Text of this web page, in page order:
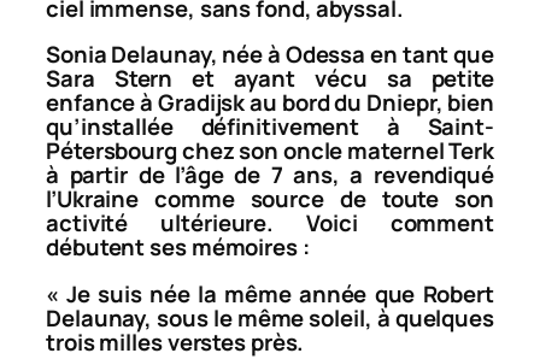
ciel immense, sans fond, abyssal.
Sonia Delaunay, née à Odessa en tant que
Sara Stern et ayant vécu sa petite
enfance à Gradijsk au bord du Dniepr, bien
qu’installée définitivement à Saint-
Pétersbourg chez son oncle maternel Terk
à partir de l’âge de 7 ans, a revendiqué
l’Ukraine comme source de toute son
activité ultérieure. Voici comment
débutent ses mémoires :
«Je suis née la même année que Robert
Delaunay, sous le même soleil, à quelques
trois milles verstes près.